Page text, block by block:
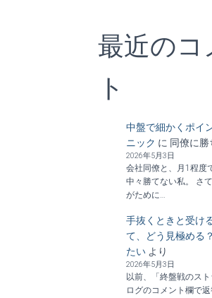
最近のコ
ト
中盤で細かくポイ
ニック に 同僚に勝
2026年5月3日
会社同僚と、月1程度
中々勝てない私。 さ
がために…
手抜くときと受け
て、どう見極める？
たいより
2026年5月3日
以前、「終盤戦のス
ログのコメント欄で